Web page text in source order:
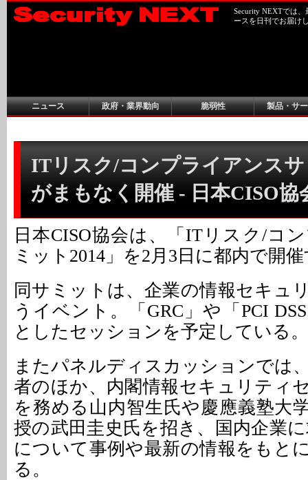
Security NEXTでは
ースを日刊でお届け
ニュース 政府・業界動向 脆弱性 製品・サ
ITリスク/コンプライアンスサ
がまもなく開催 - 日本CISO協
日本CISO協会は、「ITリスク/コ
ミット2014」を2月3日に都内で開
同サミットは、企業の情報セキュ
うイベント。「GRC」や「PCI
としたセッションを予定している。
またパネルディスカッションでは
者のほか、内閣情報セキュリティ
を務める山内智生氏や慶應義塾大
授の武田圭史氏を招き、国内企業
について事例や最新の情報をもと
る。